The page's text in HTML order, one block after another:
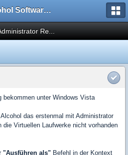
Alcohol Software Official Support Forum
Re...
bekommen unter Windows Vista
das erstenmal mit Administrator
die Virtuellen Laufwerke nicht vorhanden
"Ausführen als" Befehl in der Kontext